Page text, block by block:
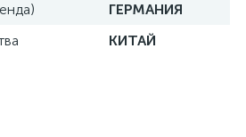
ГЕРМАНИЯ
КИТАЙ